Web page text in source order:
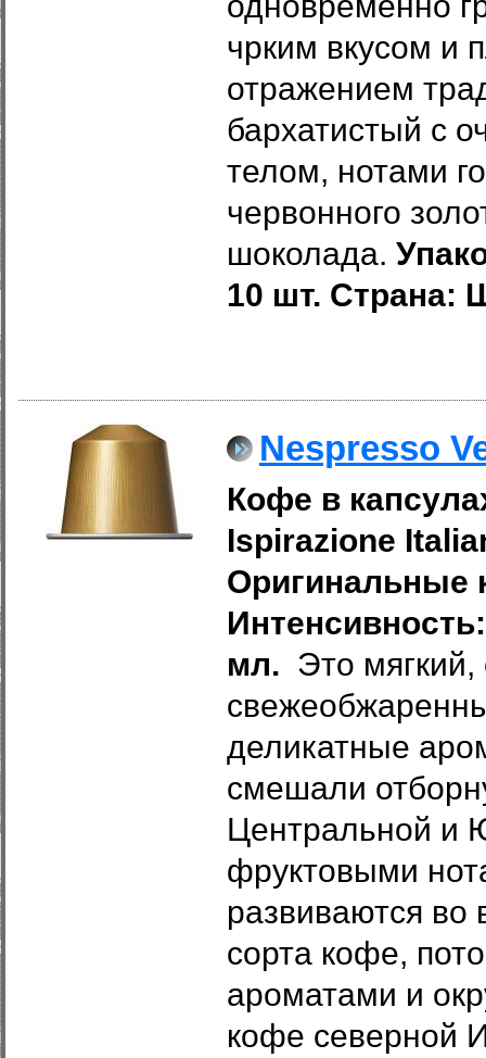
чрким вкусом и
отражением
бархатистый с
телом, нотами
червонного
шоколада.
10 шт. Страна:
Nespresso
Кофе в
Ispirazione
Оригинальные
мл. Это
деликатные
смешали
Центральной и
фруктовыми
развиваются
сорта кофе,
ароматами и
кофе северной